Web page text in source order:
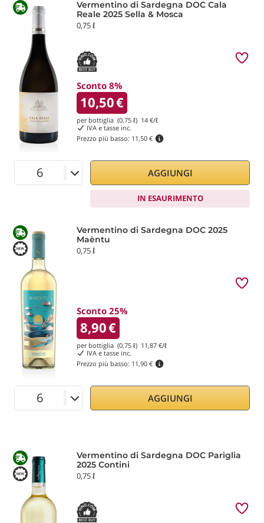
Vermentino di Sardegna DOC Cala
Reale 2025 Sella & Mosca
0,75 ℓ
Sconto 8%
10,50€
per bottiglia (0,75 ℓ) 14 €/ℓ
IVA e tasse inc.
Prezzo più basso: 11,50 €
AGGIUNGI
IN ESAURIMENTO
Vermentino di Sardegna DOC 2025
Maèntu
0,75 ℓ
Sconto 25%
8,90€
per bottiglia (0,75 ℓ) 11,87 €/ℓ
IVA e tasse inc.
Prezzo più basso: 11,90 €
AGGIUNGI
Vermentino di Sardegna DOC Pariglia
2025 Contini
0,75 ℓ